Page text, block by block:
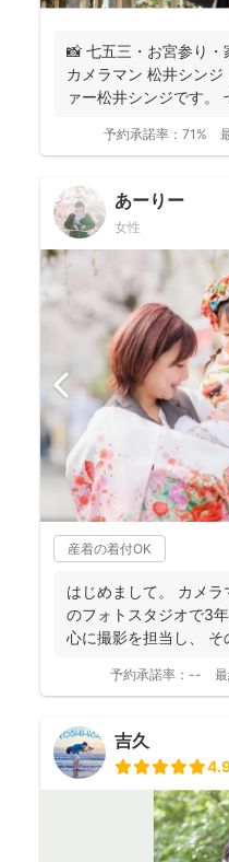
📸 七五三・お宮参り
カメラマン 松井シン
ァー松井シンジです。
予約承諾率： 71%
あーりー
女性
産着の着付OK
はじめまして。 カメ
のフォトスタジオで3
心に撮影を担当し、 そ
予約承諾率： --
吉久